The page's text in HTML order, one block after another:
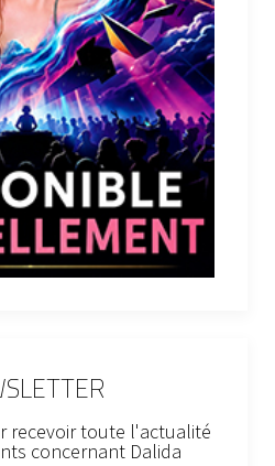
recevoir toute l'actualité
concernant Dalida